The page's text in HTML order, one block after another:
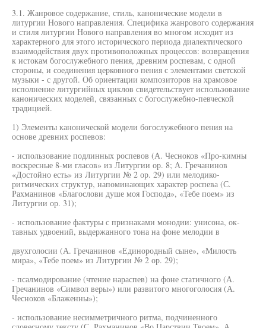
3.1. Жанровое содержание, стиль, канонические модели в
литургии Нового направления. Специфика жанрового содержания
и стиля литургии Нового направления во многом исходит из
характерного для этого исторического периода диалектического
взаимодействия двух противоположных процессов: возвращения
к истокам богослужебного пения, древним роспевам, с одной
стороны, и соединения церковного пения с элементами светской
музыки - с другой. Об ориентации композиторов на храмовое
исполнение литургийных циклов свидетельствует использование
канонических моделей, связанных с богослужебно-певческой
традицией.
1) Элементы канонической модели богослужебного пения на
основе древних роспевов:
- использование подлинных роспевов (А. Чесноков «Про-кимны
воскресные 8-ми гласов» из Литургии ор. 8; А. Гречанинов
«Достойно есть» из Литургии № 2 ор. 29) или мелодико-
ритмических структур, напоминающих характер роспева (С.
Рахманинов «Благослови душе моя Господа», «Тебе поем» из
Литургии ор. 31);
- использование фактуры с признаками монодии: унисона, ок-
тавных удвоений, выдержанного тона на фоне мелодии в
двухголосии (А. Гречанинов «Единородный сыне», «Милость
мира», «Тебе поем» из Литургии № 2 ор. 29);
- псалмодирование (чтение нараспев) на фоне статичного (А.
Гречанинов «Символ веры») или развитого многоголосия (А.
Чесноков «Блаженны»);
- использование несимметричного ритма, подчиненного